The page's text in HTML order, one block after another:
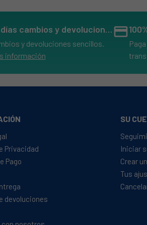
TS
14 días cambios y devoluciones
y devoluciones sencillos.
información
credit_card
Privacidad
Pago
devoluciones
SU
Iniciar
Crear
Tus